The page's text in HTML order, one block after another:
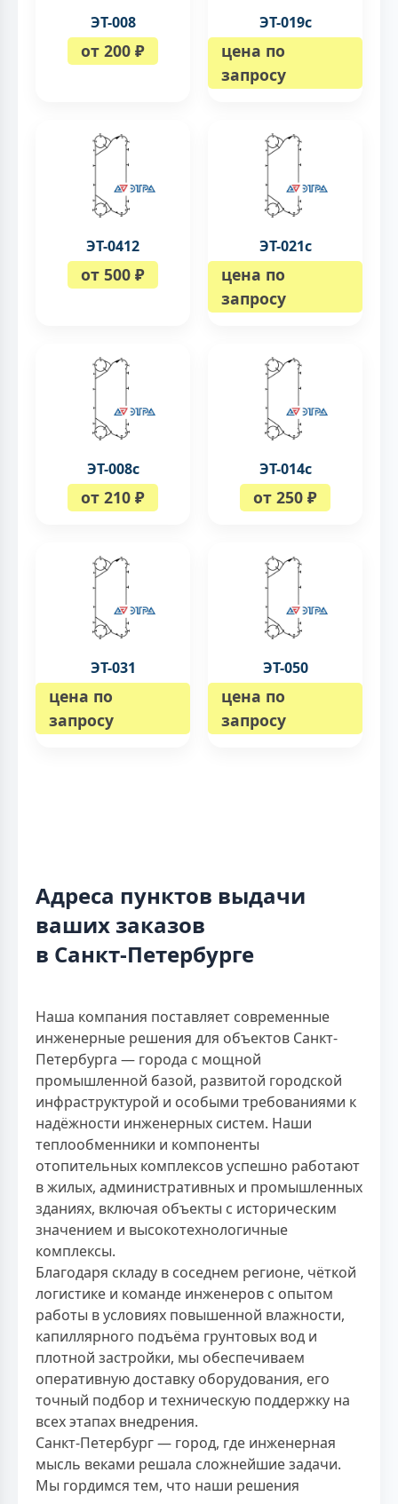
ЭТ-008
от 200 ₽
ЭТ-019с
цена по
запросу
ЭТ-0412
от 500 ₽
ЭТ-021с
цена по
запросу
ЭТ-008c
от 210 ₽
ЭТ-014с
от 250 ₽
ЭТ-031
цена по
запросу
ЭТ-050
цена по
запросу
Адреса пунктов выдачи
ваших заказов
в Санкт-Петербурге
Наша компания поставляет современные
инженерные решения для объектов Санкт-
Петербурга — города с мощной
промышленной базой, развитой городской
инфраструктурой и особыми требованиями к
надёжности инженерных систем. Наши
теплообменники и компоненты
отопительных комплексов успешно работают
в жилых, административных и промышленных
зданиях, включая объекты с историческим
значением и высокотехнологичные
комплексы.
Благодаря складу в соседнем регионе, чёткой
логистике и команде инженеров с опытом
работы в условиях повышенной влажности,
капиллярного подъёма грунтовых вод и
плотной застройки, мы обеспечиваем
оперативную доставку оборудования, его
точный подбор и техническую поддержку на
всех этапах внедрения.
Санкт-Петербург — город, где инженерная
мысль веками решала сложнейшие задачи.
Мы гордимся тем, что наши решения